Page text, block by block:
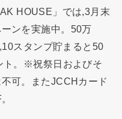
HOUSE」では,3月末
ンを実施中。50万
スタンプ貯まると50
ト。※祝祭日およびそ
可。またJCCHカード